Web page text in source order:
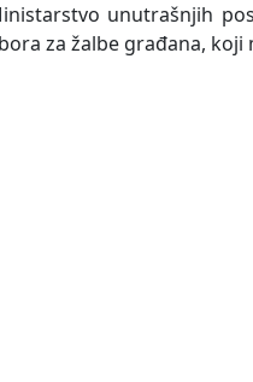
unutrašnjih
za žalbe građana,